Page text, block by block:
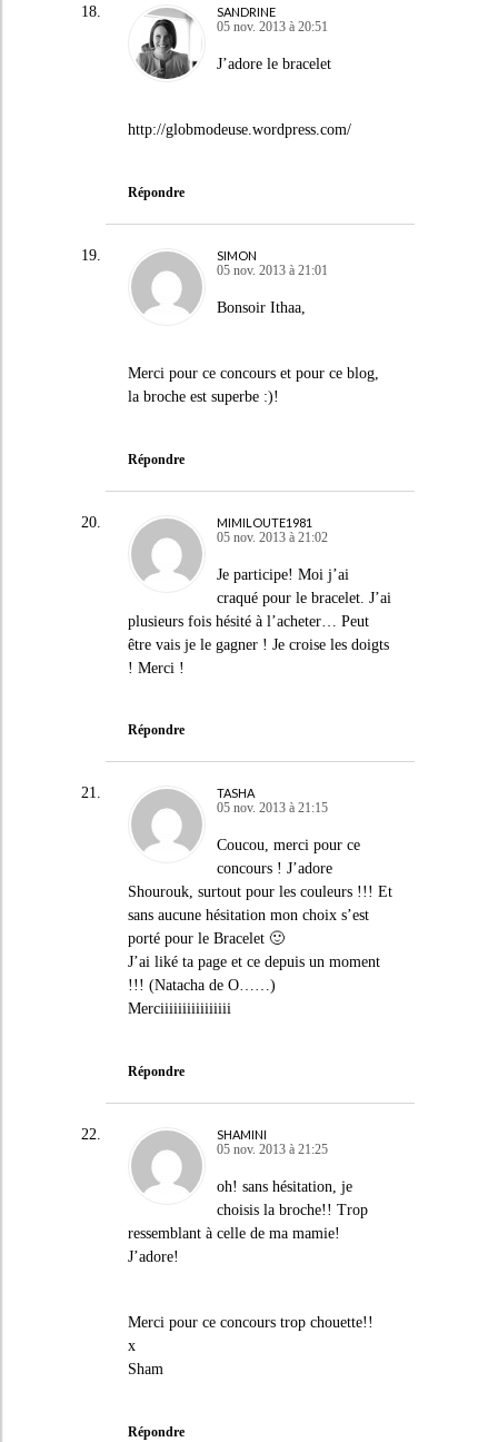
SANDRINE
05 nov. 2013 à 20:51
J’adore le bracelet
http://globmodeuse.wordpress.com/
Répondre
SIMON
05 nov. 2013 à 21:01
Bonsoir Ithaa,
Merci pour ce concours et pour ce blog,
la broche est superbe :)!
Répondre
MIMILOUTE1981
05 nov. 2013 à 21:02
Je participe! Moi j’ai
craqué pour le bracelet. J’ai
plusieurs fois hésité à l’acheter… Peut
être vais je le gagner ! Je croise les doigts
! Merci !
Répondre
TASHA
05 nov. 2013 à 21:15
Coucou, merci pour ce
concours ! J’adore
Shourouk, surtout pour les couleurs !!! Et
sans aucune hésitation mon choix s’est
porté pour le Bracelet 🙂
J’ai liké ta page et ce depuis un moment
!!! (Natacha de O……)
Merciiiiiiiiiiiiiiii
Répondre
SHAMINI
05 nov. 2013 à 21:25
oh! sans hésitation, je
choisis la broche!! Trop
ressemblant à celle de ma mamie!
J’adore!
Merci pour ce concours trop chouette!!
x
Sham
Répondre